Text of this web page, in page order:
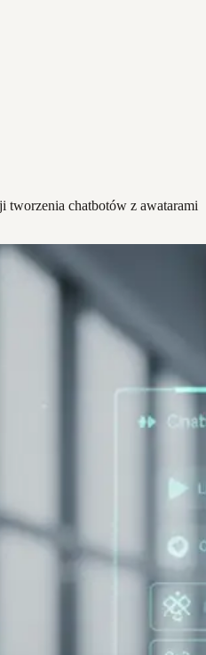
tworzenia chatbotów z awatarami